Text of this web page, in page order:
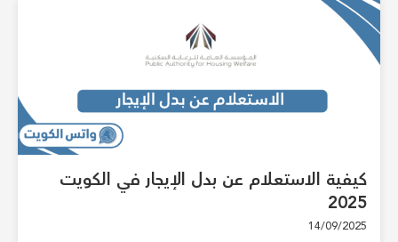
كيفية الاستعلام عن بدل الإيجار في الكويت
2025
14/09/2025